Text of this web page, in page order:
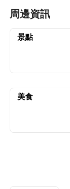
周邊資訊
景點
美食